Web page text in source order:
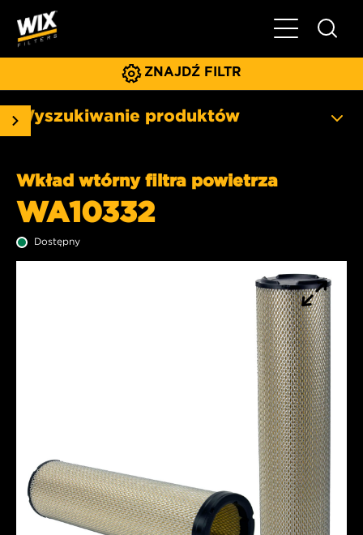
Pokaż/ukryj
ZNAJDŹ FILTR
Wyszukiwanie produktów
Wkład wtórny filtra powietrza
WA10332
Dostępny